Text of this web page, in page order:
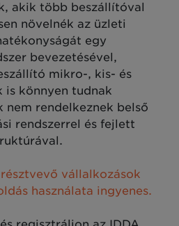
akik több beszállítóval
növelnék az üzleti
egy
bevezetésével,
mikro-, kis- és
is könnyen tudnak
nem rendelkeznek belső
rendszerrel és fejlett
vállalkozások
használata ingyenes.